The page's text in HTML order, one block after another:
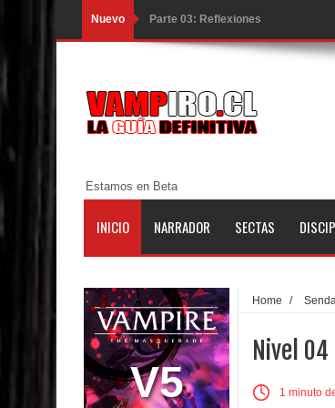
Nuevo Parte 02: Un Bicho Raro
Parte 01: Una Misión de Locos
Parte 03: Forastero en Tierra Muerta
Parte 10: El Secreto
Parte 06: El Trato con los Muertos
Parte 05: Sitiados
Parte 04: Se Descubre el Pastel
Parte 03: Una Piraña en el Bidé
Estamos en Beta
INICIO NARRADOR SECTAS
V5
Home /
Nivel
1 minuto